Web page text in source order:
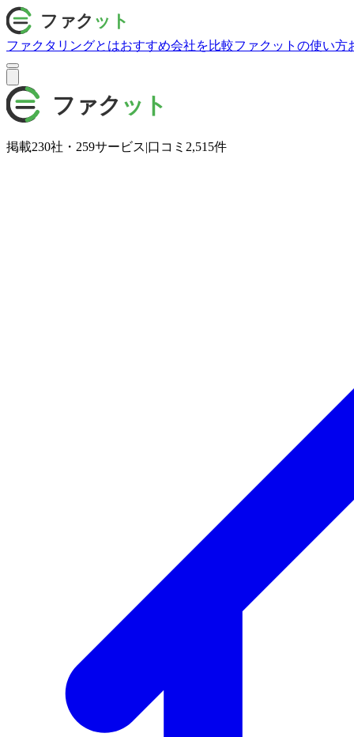
ファクタリングとはおすすめ会社を比較ファクットの使い方
掲載230社・ 259サービス|口コミ 2,515件